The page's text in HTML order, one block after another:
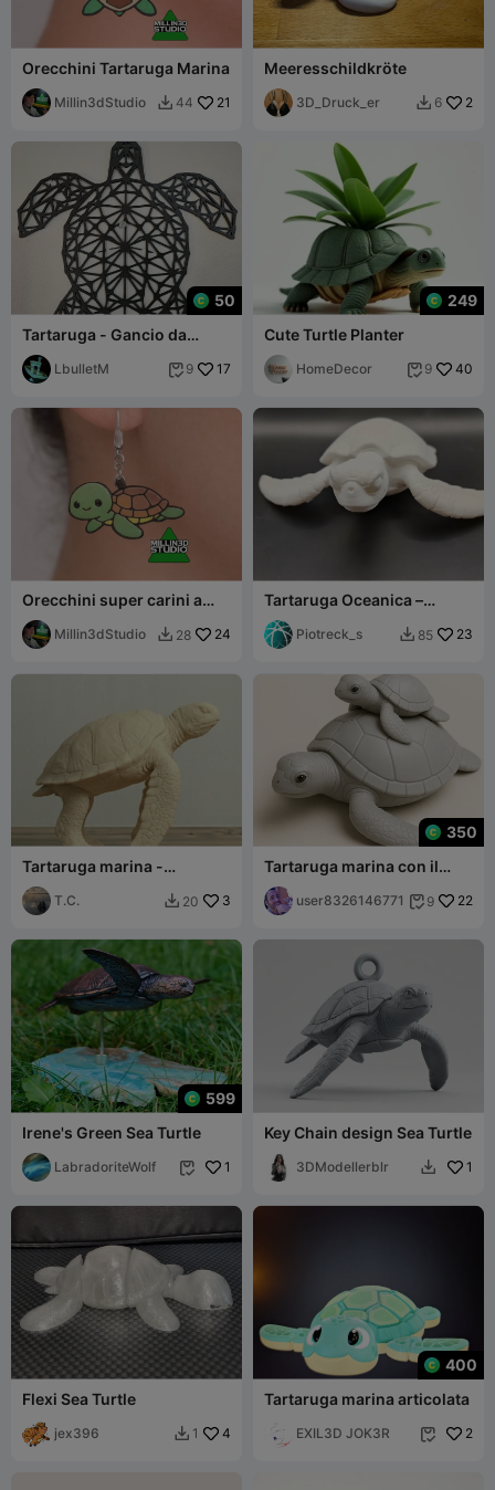
Orecchini Tartaruga Marina
Millin3dStudio  44 21
Meeresschildkröte
3D_Druck_er  6 2
50
Tartaruga - Gancio da
parete geometrico
LbulletM  9 17
249
Cute Turtle Planter
HomeDecor  9 40
Orecchini super carini a
forma di tartaruga marina
dei cartoni animati
Millin3dStudio  28 24
Tartaruga Oceanica –
Modello Solido
Piotreck_s  85 23
Tartaruga marina -
semplice e facile da
stampare
T.C.  20 3
350
Tartaruga marina con il
piccolo
user8326146771  9 22
599
Irene's Green Sea Turtle
LabradoriteWolf  1
Key Chain design Sea Turtle
3DModellerblr  1
Flexi Sea Turtle
jex396  1 4
400
Tartaruga marina articolata
EXIL3D JOK3R  2